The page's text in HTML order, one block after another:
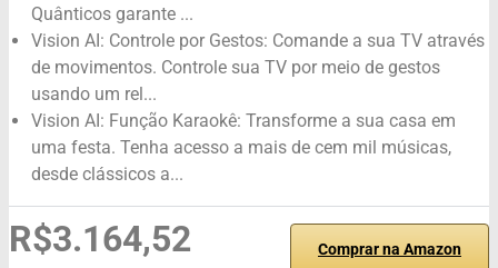
Quânticos garante ...
Vision AI: Controle por Gestos: Comande a sua TV através
de movimentos. Controle sua TV por meio de gestos
usando um rel...
Vision AI: Função Karaokê: Transforme a sua casa em
uma festa. Tenha acesso a mais de cem mil músicas,
desde clássicos a...
R$3.164,52 Comprar na Amazon